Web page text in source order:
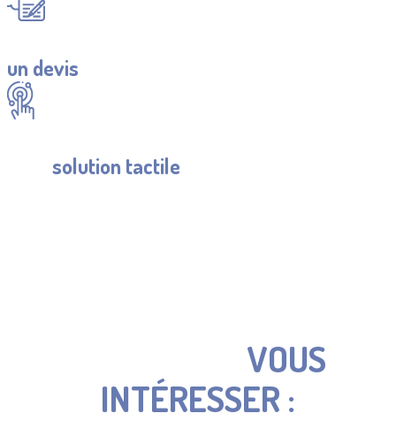
un devis
solution tactile
VOUS
INTÉRESSER :